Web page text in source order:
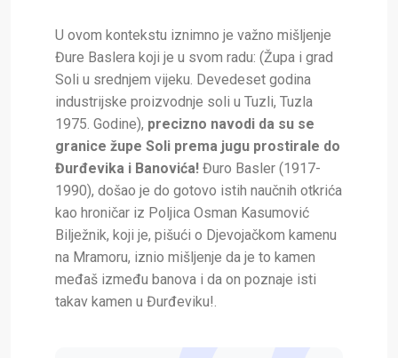
U ovom kontekstu iznimno je važno mišljenje
Đure Baslera koji je u svom radu: (Župa i grad
Soli u srednjem vijeku. Devedeset godina
industrijske proizvodnje soli u Tuzli, Tuzla
1975. Godine), precizno navodi da su se
granice župe Soli prema jugu prostirale do
Đurđevika i Banovića! Đuro Basler (1917-
1990), došao je do gotovo istih naučnih otkrića
kao hroničar iz Poljica Osman Kasumović
Bilježnik, koji je, pišući o Djevojačkom kamenu
na Mramoru, iznio mišljenje da je to kamen
međaš između banova i da on poznaje isti
takav kamen u Đurđeviku!.